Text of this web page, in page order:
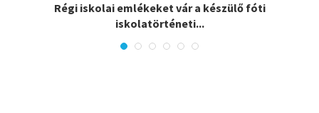
Régi iskolai emlékeket vár a készülő fóti
iskolatörténeti...